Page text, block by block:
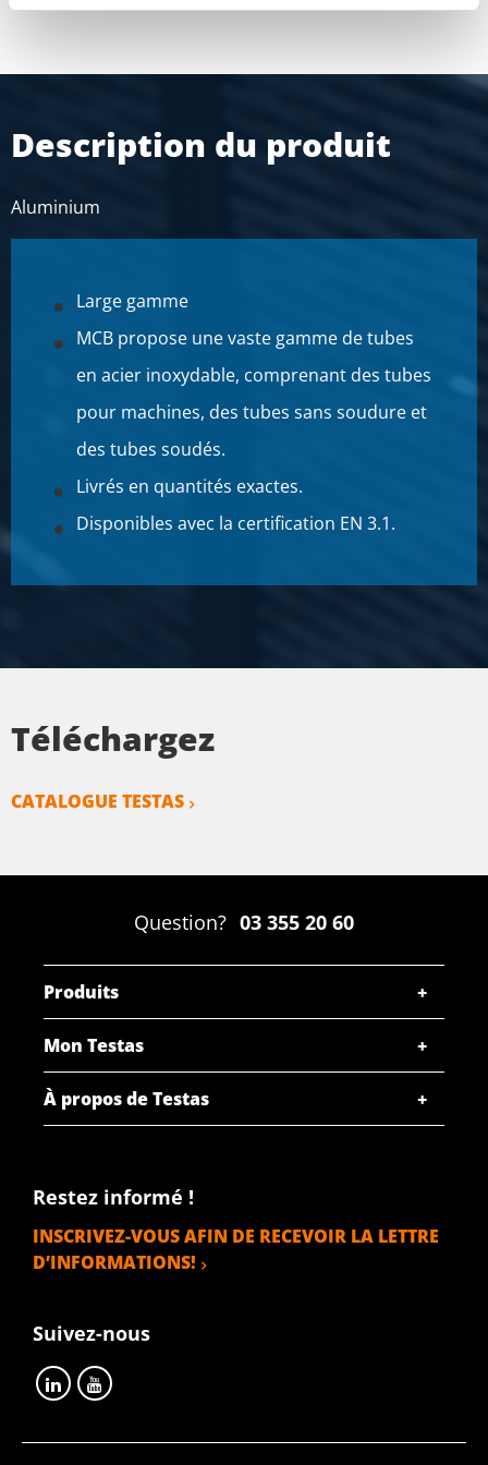
Description du produit
Aluminium
Large gamme
MCB propose une vaste gamme de tubes
en acier inoxydable, comprenant des tubes
pour machines, des tubes sans soudure et
des tubes soudés.
Livrés en quantités exactes.
Disponibles avec la certification EN 3.1.
Téléchargez
CATALOGUE TESTAS
Question? 03 355 20 60
Produits
Mon Testas
À propos de Testas
Restez informé !
INSCRIVEZ-VOUS AFIN DE RECEVOIR LA LETTRE
D’INFORMATIONS!
Suivez-nous